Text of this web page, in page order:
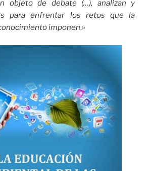
objeto de debate (…), analizan y
para enfrentar los retos que la
imponen.»